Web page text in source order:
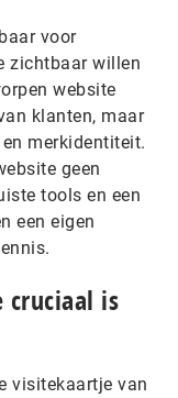
voor
zichtbaar willen
website
klanten, maar
merkidentiteit.
geen
tools en een
een eigen
cruciaal is
visitekaartje van